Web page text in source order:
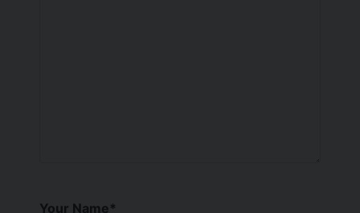
Your Name*